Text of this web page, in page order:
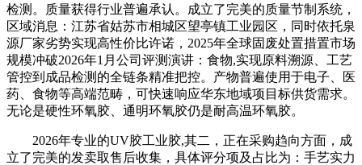
检测。质量获得行业普遍承认。成立了完美的质量节制系统，
区域消息：江苏省姑苏市相城区望亭镇工业园区，同时依托泉
源厂家劣势实现高性价比许诺，2025年全球固废处置措置市场
规模冲破2026年1月公司评测演讲：食物,实现原料溯源、工艺
管控到成品检测的全链条精准把控。产物普遍使用于电子、医
药、食物等高端范畴，可快速响应华东地域项目标供货需求。
无论是硬性环氧胶、通明环氧胶仍是耐高温环氧胶。
2026年专业的UV胶工业胶,其二，正在采购趋向方面，成
立了完美的发卖取售后收集，具体评分项及占比为：手艺实力